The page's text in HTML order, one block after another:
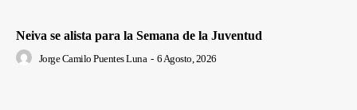
Neiva se alista para la Semana de la Juventud
Jorge Camilo Puentes Luna - 6 Agosto, 2026